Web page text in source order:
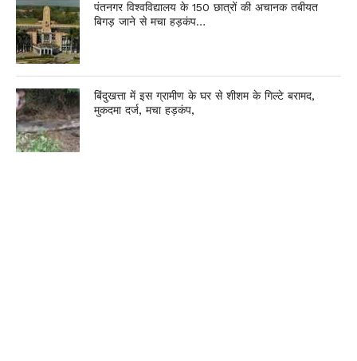
पंतनगर विश्वविद्यालय के 150 छात्रों की अचानक तबीयत
बिगड़ जाने से मचा हड़कंप…
बिंदुखत्ता में इस ग्रामीण के घर से शीशम के गिल्टे बरामद,
मुकदमा दर्ज, मचा हड़कंप,